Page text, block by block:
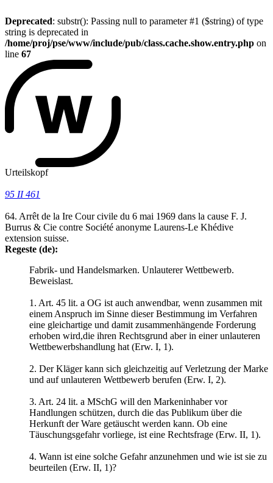
Deprecated: substr(): Passing null to parameter #1 ($string) of type
string is deprecated in
/home/proj/pse/www/include/pub/class.cache.show.entry.php on
line 67
Urteilskopf
95 II 461
64. Arrêt de la Ire Cour civile du 6 mai 1969 dans la cause F. J.
Burrus & Cie contre Société anonyme Laurens-Le Khédive
extension suisse.
Regeste (de):
Fabrik- und Handelsmarken. Unlauterer Wettbewerb.
Beweislast.
1. Art. 45 lit. a OG ist auch anwendbar, wenn zusammen mit
einem Anspruch im Sinne dieser Bestimmung im Verfahren
eine gleichartige und damit zusammenhängende Forderung
erhoben wird,die ihren Rechtsgrund aber in einer unlauteren
Wettbewerbshandlung hat (Erw. I, 1).
2. Der Kläger kann sich gleichzeitig auf Verletzung der Marke
und auf unlauteren Wettbewerb berufen (Erw. I, 2).
3. Art. 24 lit. a MSchG will den Markeninhaber vor
Handlungen schützen, durch die das Publikum über die
Herkunft der Ware getäuscht werden kann. Ob eine
Täuschungsgefahr vorliege, ist eine Rechtsfrage (Erw. II, 1).
4. Wann ist eine solche Gefahr anzunehmen und wie ist sie zu
beurteilen (Erw. II, 1)?